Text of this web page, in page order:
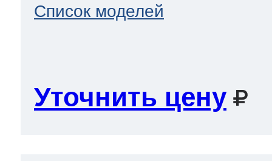
Список моделей
Уточнить цену